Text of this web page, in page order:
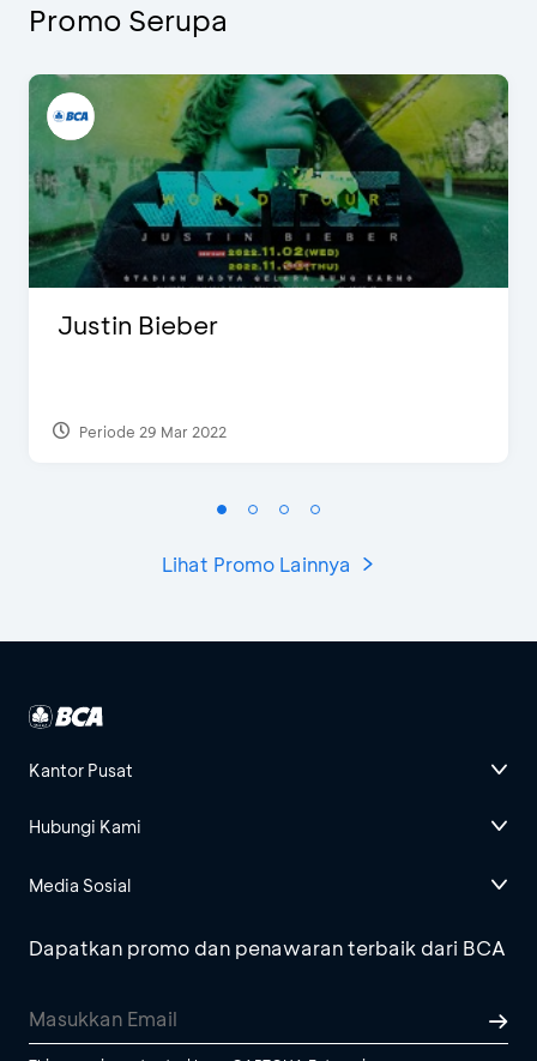
Promo Serupa
Justin Bieber
Periode 29 Mar 2022
Lihat Promo Lainnya
Kantor Pusat
Hubungi Kami
Media Sosial
Dapatkan promo dan penawaran terbaik dari BCA